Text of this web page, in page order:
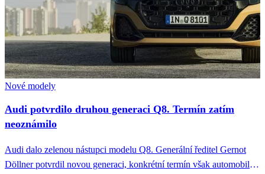
Nové modely
Audi potvrdilo druhou generaci Q8. Termín zatím
neoznámilo
Audi dalo zelenou nástupci modelu Q8. Generální ředitel Gernot
Döllner potvrdil novou generaci, konkrétní termín však automobilka